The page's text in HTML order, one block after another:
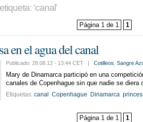
‘canal’
Página 1 de 1 1
en el agua del canal
Publicado: 28.08.12 - 13:44 CET | Cotilleos Sangre
Mary de Dinamarca participó en una
canales de Copenhague sin que nadie se diera
Etiquetas: canal Copenhague Dinamarca
Página 1 de 1 1